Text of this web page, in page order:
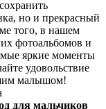
но и прекрасный
того, в нашем
фотоальбомов и
яркие моменты
удовольствие
малышом!
для мальчиков